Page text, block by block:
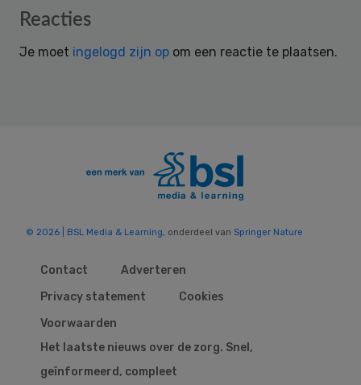
Reader
Reacties
Je moet ingelogd zijn op om een reactie te plaatsen.
© 2026 | BSL Media & Learning, onderdeel van Springer Nature
Contact
Adverteren
Privacy statement
Cookies
Voorwaarden
Het laatste nieuws over de zorg. Snel,
geïnformeerd, compleet